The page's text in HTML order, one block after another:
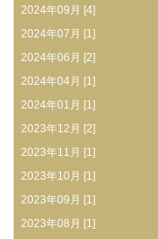
2024年09月 [4]
2024年07月 [1]
2024年06月 [2]
2024年04月 [1]
2024年01月 [1]
2023年12月 [2]
2023年11月 [1]
2023年10月 [1]
2023年09月 [1]
2023年08月 [1]